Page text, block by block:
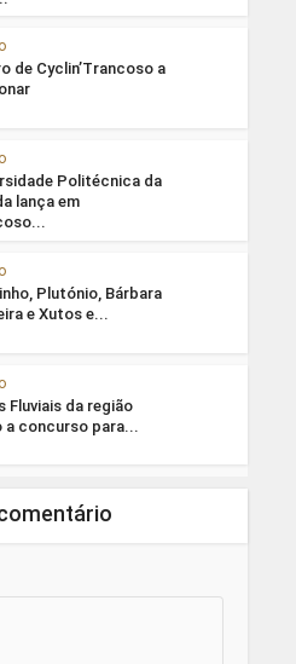
de Cyclin’Trancoso a
Politécnica da
lança em
Plutónio, Bárbara
e Xutos e...
Fluviais da região
a concurso para...